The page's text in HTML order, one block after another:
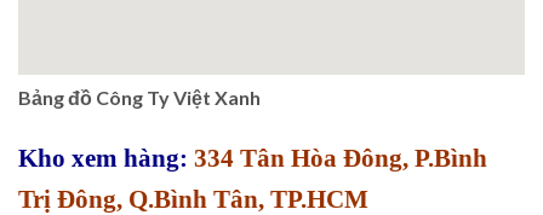
Bảng đồ Công Ty Việt Xanh
Kho xem hàng: 334 Tân Hòa Đông, P.Bình
Trị Đông, Q.Bình Tân, TP.HCM